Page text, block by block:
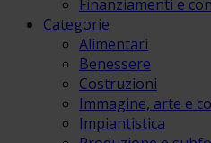
Finanziamenti e
Categorie
Alimentari
Benessere
Costruzioni
Immagine, arte e
Impiantistica